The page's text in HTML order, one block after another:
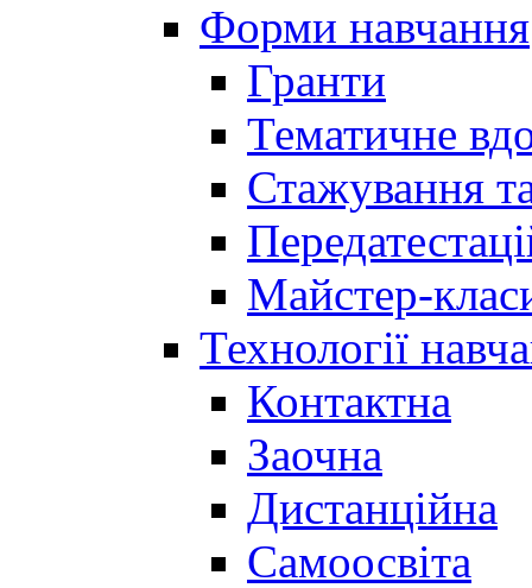
Форми навчання
Гранти
Тематичне
Стажування
Майстер-
Технології
Контактна
Заочна
Дистанційна
Самоосвіта